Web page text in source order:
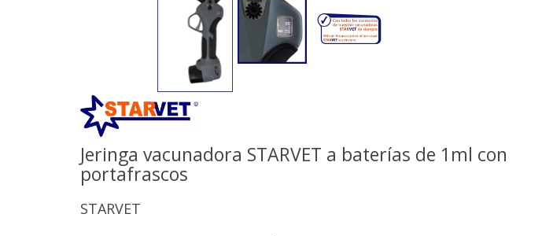
Jeringa vacunadora STARVET a baterías de 1ml con
portafrascos
STARVET